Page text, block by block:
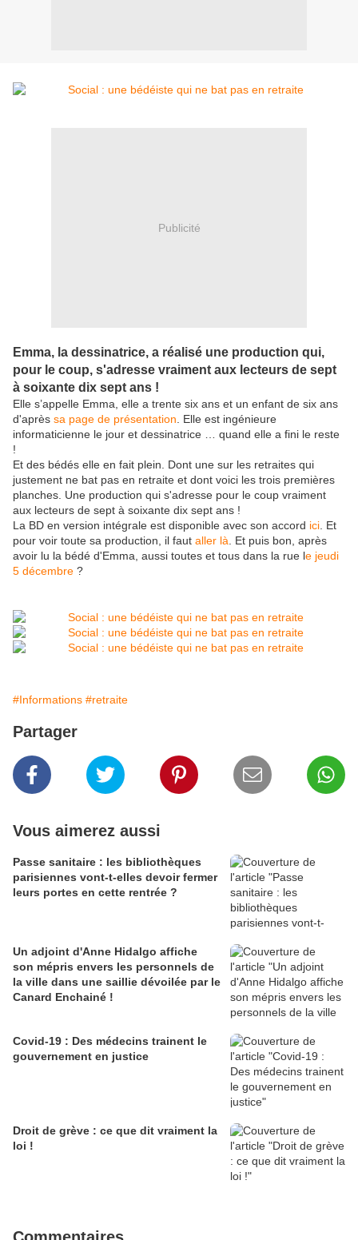
Publicité
Emma, la dessinatrice, a réalisé une production qui,
pour le coup, s'adresse vraiment aux lecteurs de sept
à soixante dix sept ans !
Elle s’appelle Emma, elle a trente six ans et un enfant de six ans
d'après sa page de présentation . Elle est ingénieure
informaticienne le jour et dessinatrice … quand elle a fini le reste
!
Et des bédés elle en fait plein. Dont une sur les retraites qui
justement ne bat pas en retraite et dont voici les trois premières
planches. Une production qui s'adresse pour le coup vraiment
aux lecteurs de sept à soixante dix sept ans !
La BD en version intégrale est disponible avec son accord ici . Et
pour voir toute sa production, il faut aller là . Et puis bon, après
avoir lu la bédé d'Emma, aussi toutes et tous dans la rue le jeudi
5 décembre ?
#Informations #retraite
Partager
Vous aimerez aussi
Passe sanitaire : les bibliothèques
parisiennes vont-t-elles devoir fermer
leurs portes en cette rentrée ?
Un adjoint d'Anne Hidalgo affiche
son mépris envers les personnels de
la ville dans une saillie dévoilée par le
Canard Enchainé !
Covid-19 : Des médecins trainent le
gouvernement en justice
Droit de grève : ce que dit vraiment la
loi !